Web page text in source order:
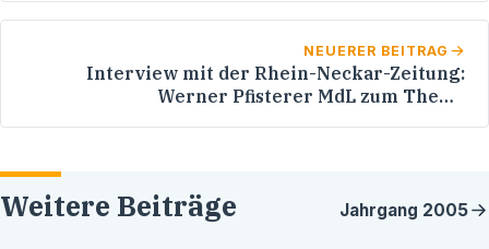
NEUERER BEITRAG
Interview mit der Rhein-Neckar-Zeitung:
Werner Pfisterer MdL zum Thema
Weitere Beiträge Jahrgang 2005